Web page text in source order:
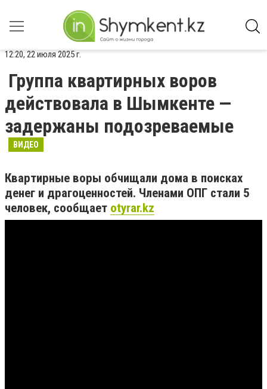
12:20, 22 июля 2025 г.
Группа квартирных воров
действовала в Шымкенте —
задержаны подозреваемые
ВИДЕО
Квартирные воры обчищали дома в поисках
денег и драгоценностей. Членами ОПГ стали 5
человек, сообщает otyrar.kz